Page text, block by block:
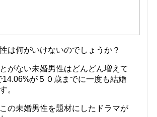
は何がいけないのでしょうか？
がない未婚男性はどんどん増えて
が５０歳までに一度も結婚
。
の未婚男性を題材にしたドラマが